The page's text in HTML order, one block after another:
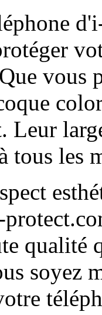
vous
tous les
soyez